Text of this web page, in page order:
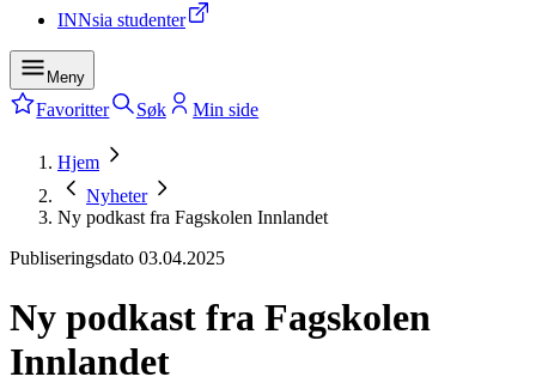
INNsia studenter
Meny
Favoritter Søk Min side
Hjem
Nyheter
Ny podkast fra Fagskolen Innlandet
Publiseringsdato 03.04.2025
Ny podkast fra Fagskolen
Innlandet